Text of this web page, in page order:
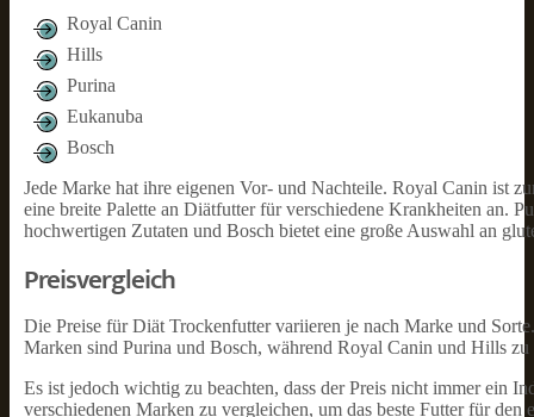
Royal Canin
Hills
Purina
Eukanuba
Bosch
Jede Marke hat ihre eigenen Vor- und Nachteile. Royal Canin ist
eine breite Palette an Diätfutter für verschiedene Krankheiten an.
hochwertigen Zutaten und Bosch bietet eine große Auswahl an
Preisvergleich
Die Preise für Diät Trockenfutter variieren je nach Marke und
Marken sind Purina und Bosch, während Royal Canin und Hills zu
Es ist jedoch wichtig zu beachten, dass der Preis nicht immer ein
verschiedenen Marken zu vergleichen, um das beste Futter für den